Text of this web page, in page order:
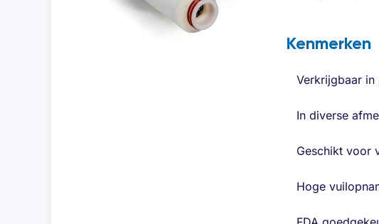
Kenmerken
Verkrijgbaar in
In diverse
Geschikt voor
Hoge